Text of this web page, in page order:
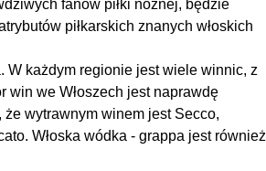
fanów piłki nożnej, będzie
piłkarskich znanych włoskich
W każdym regionie jest wiele winnic, z
win we Włoszech jest naprawdę
wytrawnym winem jest Secco,
Włoska wódka - grappa jest również